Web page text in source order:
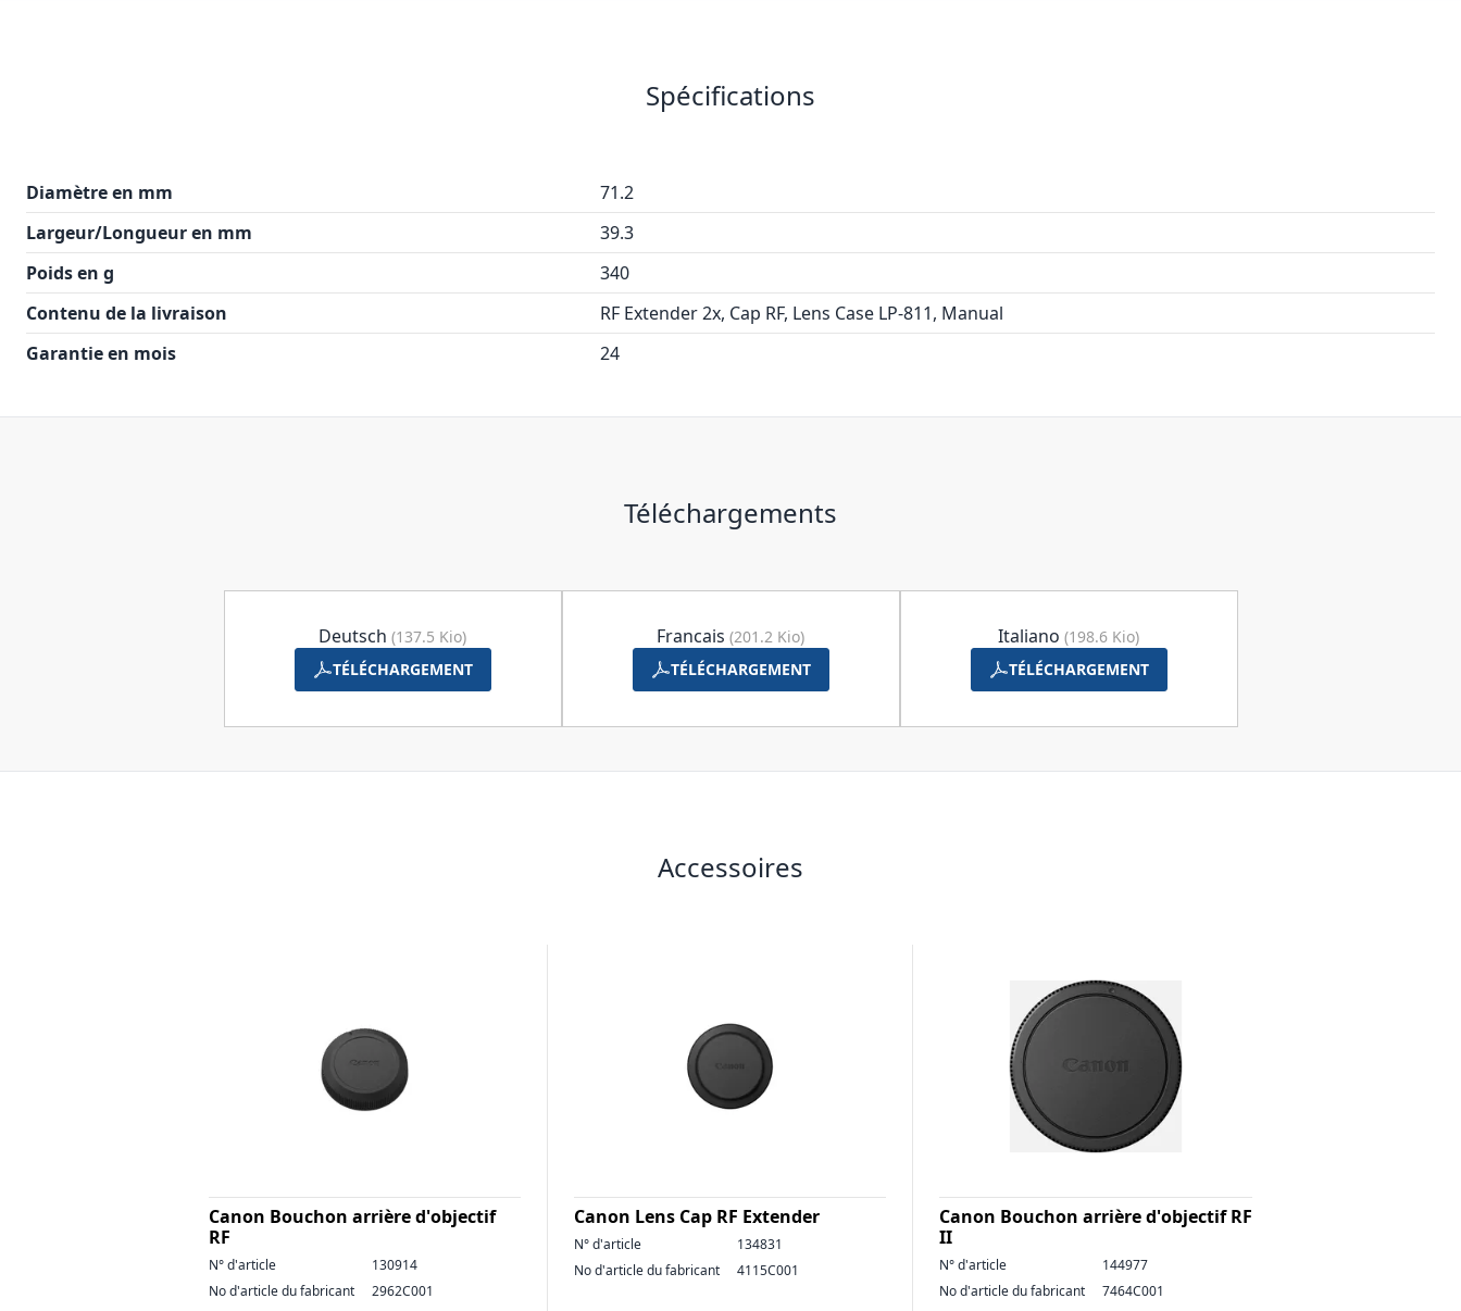
Spécifications
Diamètre en mm
71.2
Largeur/Longueur en mm
39.3
Poids en g
340
Contenu de la livraison
RF Extender 2x, Cap RF, Lens Case LP-811, Manual
Garantie en mois
24
Téléchargements
Deutsch (137.5 Kio)
TÉLÉCHARGEMENT
Francais (201.2 Kio)
TÉLÉCHARGEMENT
Italiano (198.6 Kio)
TÉLÉCHARGEMENT
Accessoires
Canon Bouchon arrière d'objectif
RF
N° d'article
130914
No d'article du fabricant
2962C001
Canon Lens Cap RF Extender
N° d'article
134831
No d'article du fabricant
4115C001
Canon Bouchon arrière d'objectif RF
II
N° d'article
144977
No d'article du fabricant
7464C001